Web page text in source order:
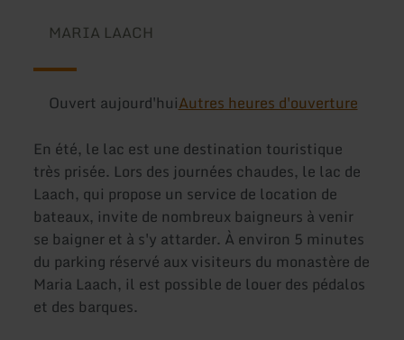
MARIA LAACH
Ouvert aujourd'huiAutres heures d'ouverture
En été, le lac est une destination touristique
très prisée. Lors des journées chaudes, le lac de
Laach, qui propose un service de location de
bateaux, invite de nombreux baigneurs à venir
se baigner et à s'y attarder. À environ 5 minutes
du parking réservé aux visiteurs du monastère de
Maria Laach, il est possible de louer des pédalos
et des barques.